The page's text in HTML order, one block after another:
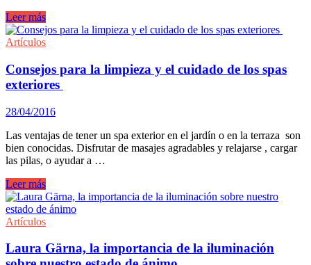
Diferencias
entre
el
integral
y
de
completo
Leer más
Artículos
Consejos para la limpieza y el cuidado de los spas
exteriores
28/04/2016
Las ventajas de tener un spa exterior en el jardín o en la terraza son
bien conocidas. Disfrutar de masajes agradables y relajarse , cargar
las pilas, o ayudar a …
Consejos
para
la
limpieza
el
cuidado
Leer más
Artículos
Laura Gärna, la importancia de la iluminación